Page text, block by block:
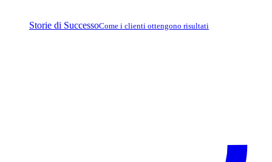
Storie di SuccessoCome i clienti ottengono risultati